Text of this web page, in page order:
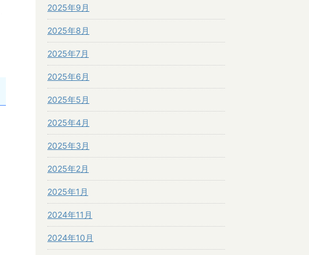
2025年9月
2025年8月
2025年7月
2025年6月
2025年5月
2025年4月
2025年3月
2025年2月
2025年1月
2024年11月
2024年10月